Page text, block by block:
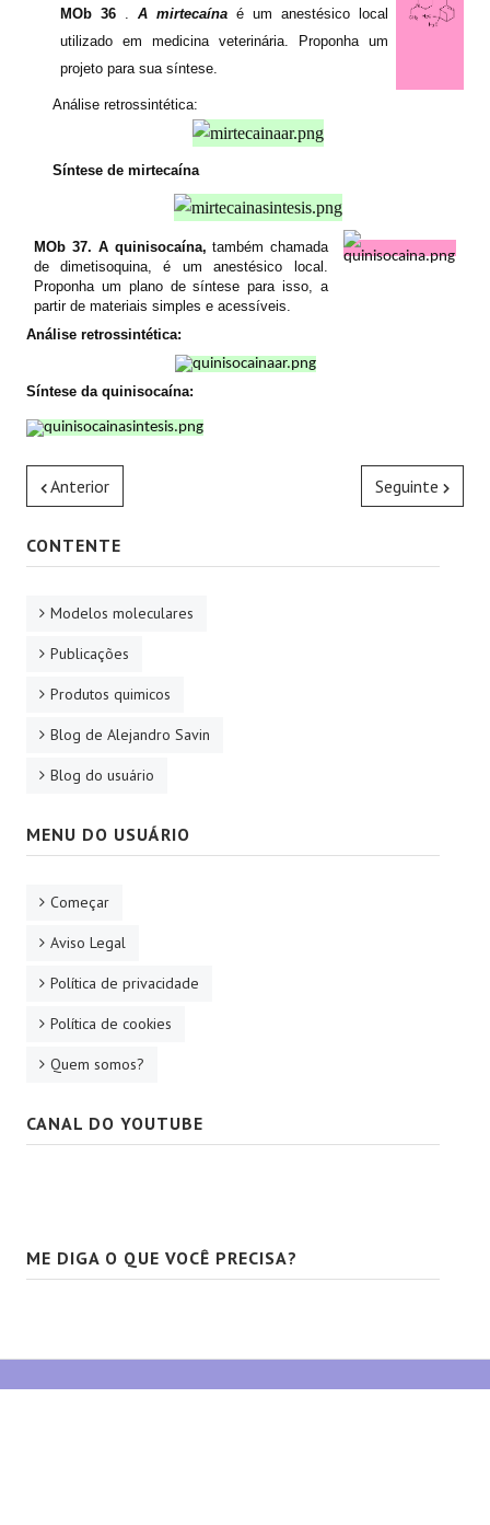
MOb 36 . A mirtecaínaé um anestésico local
utilizado em medicina veterinária. Proponha um
projeto para sua síntese.
Análise retrossintética:
Síntese de mirtecaína
MOb 37. A quinisocaína, também chamada
de
dimetisoquina, é um anestésico local.
Proponha um plano de síntese para isso, a
partir de materiais simples e acessíveis.
Análise retrossintética:
Síntese da quinisocaína:
Anterior Seguinte
CONTENTE
Modelos moleculares
Publicações
Produtos quimicos
Blog de Alejandro Savin
Blog do usuário
MENU DO USUÁRIO
Começar
Aviso Legal
Política de privacidade
Política de cookies
Quem somos?
CANAL DO YOUTUBE
ME DIGA O QUE VOCÊ PRECISA?